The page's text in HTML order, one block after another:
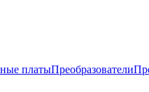
платыПреобразователи